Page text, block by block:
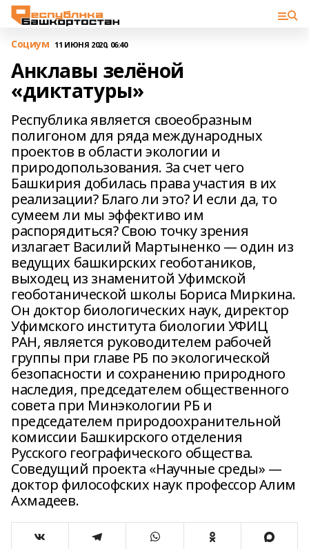
Cоциум 11 ИЮНЯ 2020, 06:40
Анклавы зелёной
«диктатуры»
Республика является своеобразным
полигоном для ряда международных
проектов в области экологии и
природопользования. За счет чего
Башкирия добилась права участия в их
реализации? Благо ли это? И если да, то
сумеем ли мы эффективо им
распорядиться? Свою точку зрения
излагает Василий Мартыненко — один из
ведущих башкирских геоботаников,
выходец из знаменитой Уфимской
геоботанической школы Бориса Миркина.
Он доктор биологических наук, директор
Уфимского института биологии УФИЦ
РАН, является руководителем рабочей
группы при главе РБ по экологической
безопасности и сохранению природного
наследия, председателем общественного
совета при Минэкологии РБ и
председателем природоохранительной
комиссии Башкирского отделения
Русского географического общества.
Соведущий проекта «Научные среды» —
доктор философских наук профессор Алим
Ахмадеев.